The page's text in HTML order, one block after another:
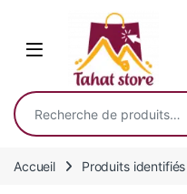
Recherche pour :
Accueil Produits identifiés